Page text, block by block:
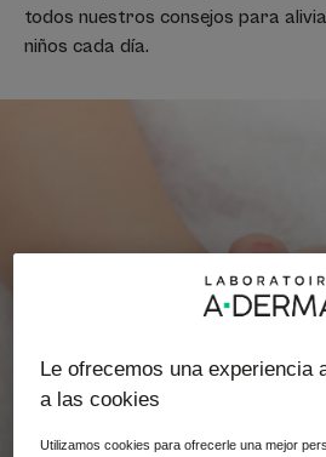
todos nuestros consejos para
niños cada día.
Le ofrecemos una experiencia
a las cookies
Utilizamos cookies para ofrecerle una mejor